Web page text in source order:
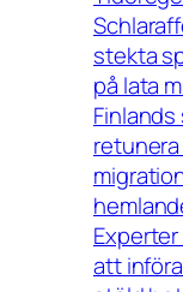
stekta
på lata
Finlands
att